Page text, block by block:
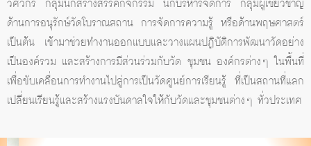
ด้านการอนุรักษ์วัดโบราณสถาน การจัดการความรู้ หรือด้านพฤษศาสตร์
เป็นต้น เข้ามาช่วยทำงานออกแบบและวางแผนปฏิบัติการพัฒนาวัดอย่าง
เป็นองค์รวม และสร้างการมีส่วนร่วมกับวัด ชุมชน องค์กรต่างๆ ในพื้นที่
เพื่อขับเคลื่อนการทำงานไปสู่การเป็นวัดศูนย์การเรียนรู้ ที่เป็นสถานที่แลก
เปลี่ยนเรียนรู้และสร้างแรงบันดาลใจให้กับวัดและชุมชนต่างๆ ทั่วประเทศ